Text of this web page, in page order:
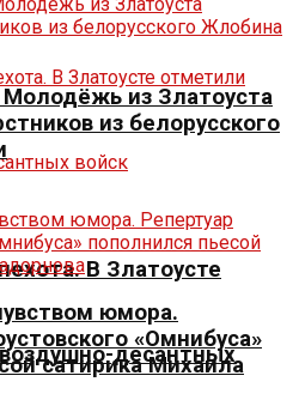
В Златоусте
десантных
из Златоуста
из белорусского
юмора.
«Омнибуса»
сатирика Михаила